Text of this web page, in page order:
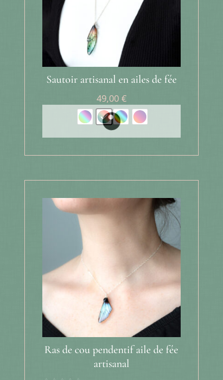
Sautoir artisanal en ailes de fée
49,00 €
Ras de cou pendentif aile de fée
artisanal